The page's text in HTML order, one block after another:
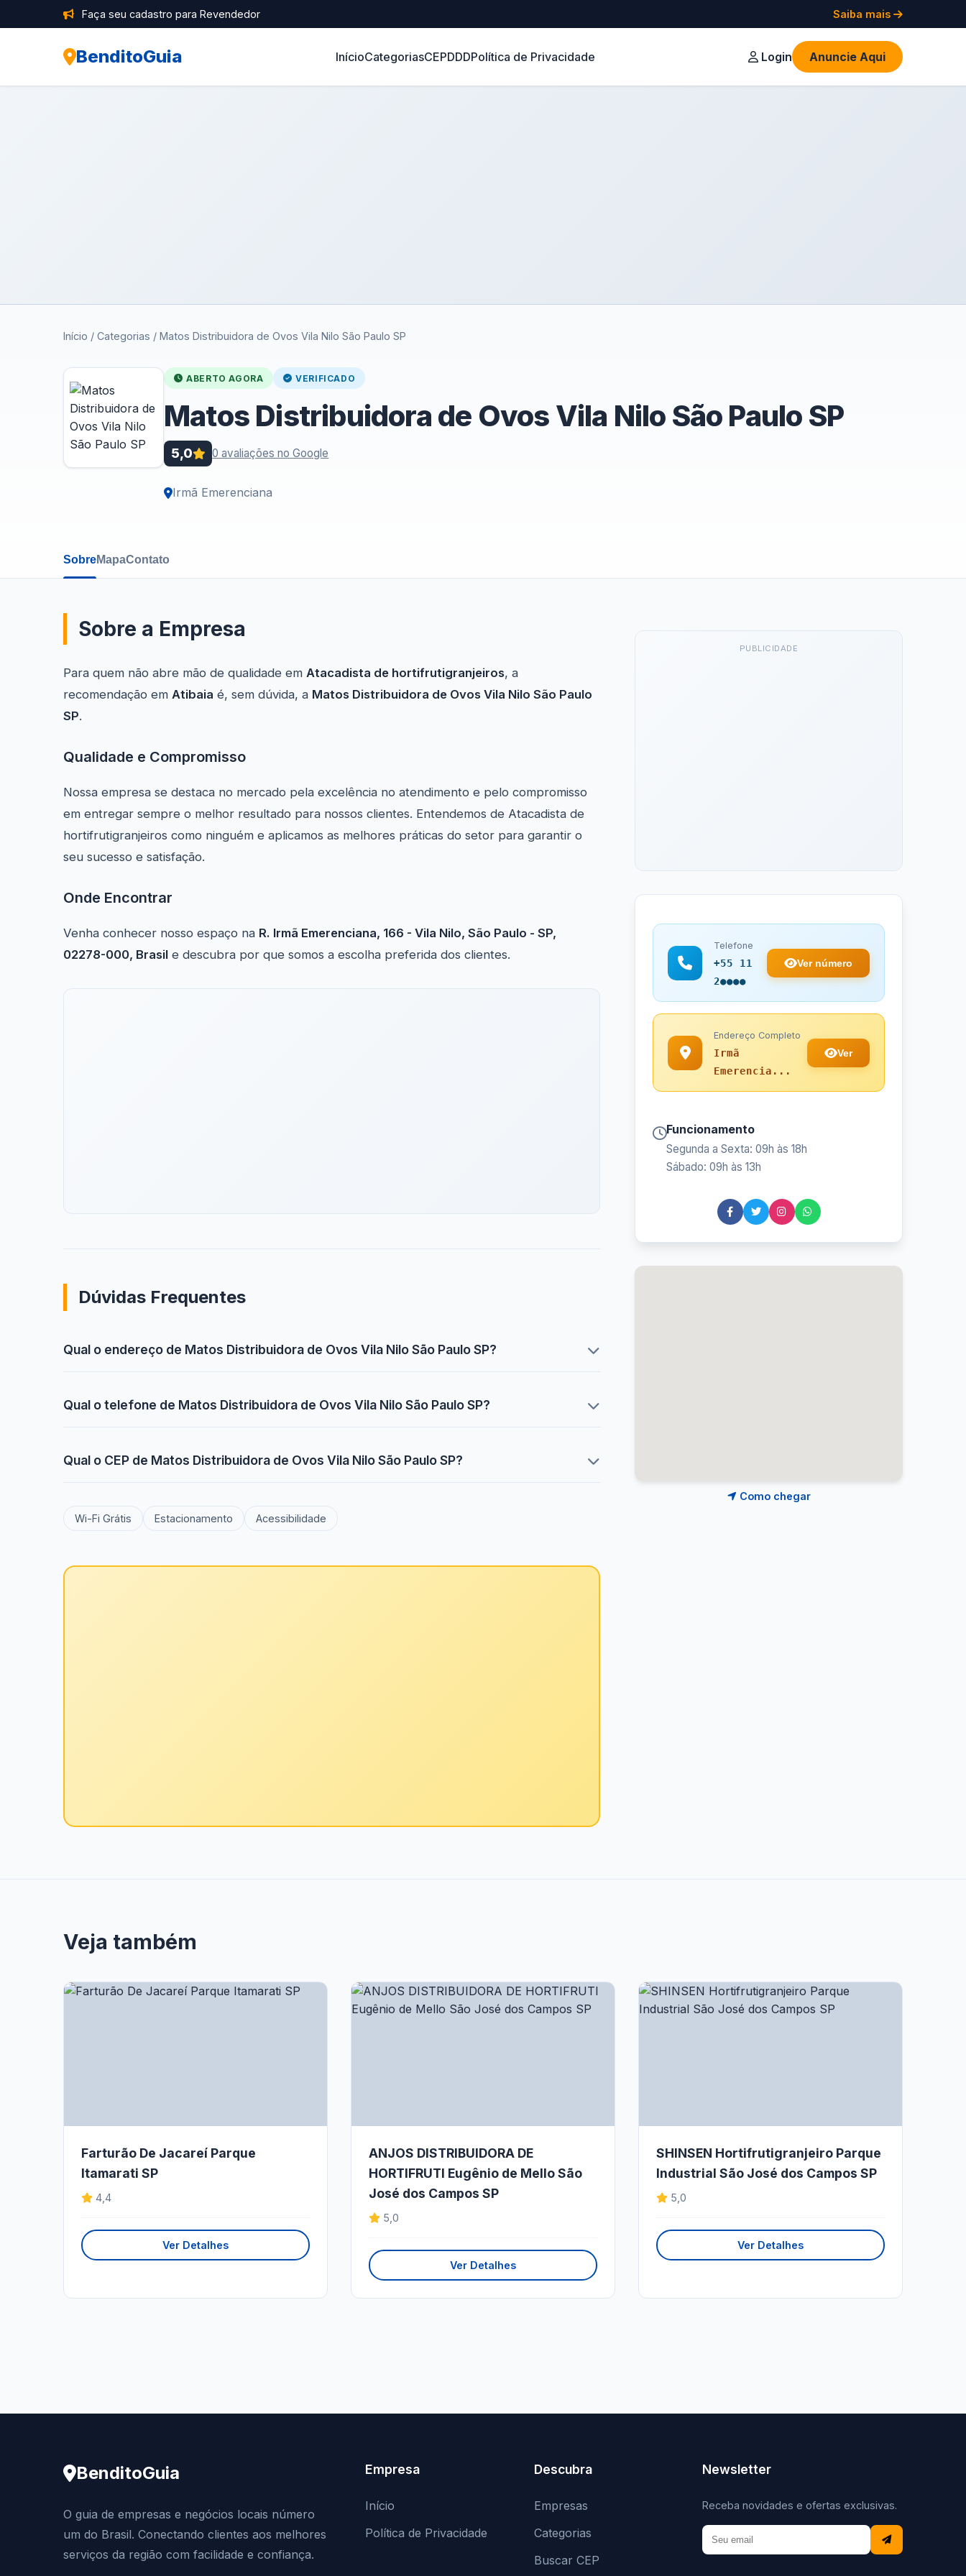
Faça seu cadastro para Revendedor Saiba mais
BenditoGuia InícioCategoriasCEPDDDPolítica de Privacidade Login Anuncie Aqui
Início / Categorias / Matos Distribuidora de Ovos Vila Nilo São Paulo SP
ABERTO AGORA VERIFICADO
Matos Distribuidora de Ovos Vila Nilo São Paulo SP
5,0 0 avaliações no Google
Irmã Emerenciana
SobreMapaContato
Sobre a Empresa
Para quem não abre mão de qualidade em Atacadista de hortifrutigranjeiros, a
recomendação em Atibaia é, sem dúvida, a Matos Distribuidora de Ovos Vila Nilo São Paulo
SP.
Qualidade e Compromisso
Nossa empresa se destaca no mercado pela excelência no atendimento e pelo compromisso
em entregar sempre o melhor resultado para nossos clientes. Entendemos de Atacadista de
hortifrutigranjeiros como ninguém e aplicamos as melhores práticas do setor para garantir o
seu sucesso e satisfação.
Onde Encontrar
Venha conhecer nosso espaço na R. Irmã Emerenciana, 166 - Vila Nilo, São Paulo - SP,
02278-000, Brasil e descubra por que somos a escolha preferida dos clientes.
Dúvidas Frequentes
Qual o endereço de Matos Distribuidora de Ovos Vila Nilo São Paulo SP?
Qual o telefone de Matos Distribuidora de Ovos Vila Nilo São Paulo SP?
Qual o CEP de Matos Distribuidora de Ovos Vila Nilo São Paulo SP?
Wi-Fi Grátis Estacionamento Acessibilidade
PUBLICIDADE
Telefone
+55 11
2●●●●
Ver número
Endereço Completo
Irmã
Emerencia...
Ver
Funcionamento
Segunda a Sexta: 09h às 18h
Sábado: 09h às 13h
Como chegar
Veja também
Farturão De Jacareí Parque
Itamarati SP
4,4
Ver Detalhes
ANJOS DISTRIBUIDORA DE
HORTIFRUTI Eugênio de Mello São
José dos Campos SP
5,0
Ver Detalhes
SHINSEN Hortifrutigranjeiro Parque
Industrial São José dos Campos SP
5,0
Ver Detalhes
BenditoGuia
O guia de empresas e negócios locais número
um do Brasil. Conectando clientes aos melhores
serviços da região com facilidade e confiança.
Empresa
Início
Política de Privacidade
Descubra
Empresas
Categorias
Buscar CEP
Newsletter
Receba novidades e ofertas exclusivas.